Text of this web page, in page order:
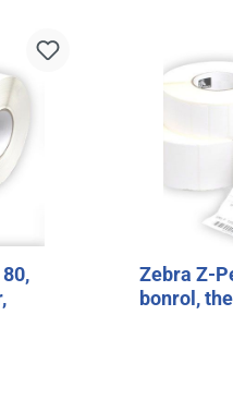
Zebra Z-
bonrol,